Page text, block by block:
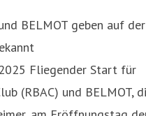
BELMOT geben auf der
Fliegender Start für
(RBAC) und BELMOT,